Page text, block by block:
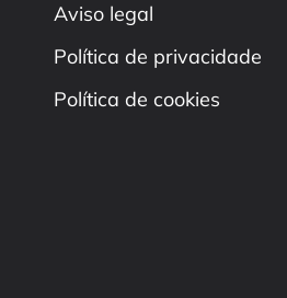
Aviso legal
Política de privacidade
Política de cookies